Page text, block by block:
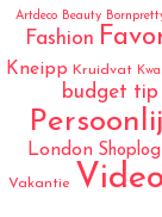
Artdeco Beauty
Fashion
Kneipp Kruidvat
budget tip
London Shoplog
Vakantie Video